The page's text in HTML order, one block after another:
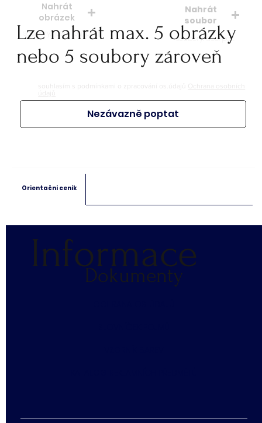
Nahrát
obrázek
soubory: jpeg, jpg, png
Nahrát
soubor
soubory: doc. pdf.
Lze nahrát max. 5 obrázky
nebo 5 soubory zároveň
souhlasím s podmínkami o zpracování os.údajů
Ochrana osobních
údajů
Nezávazně poptat
Orientační ceník
Dokumenty
Informace